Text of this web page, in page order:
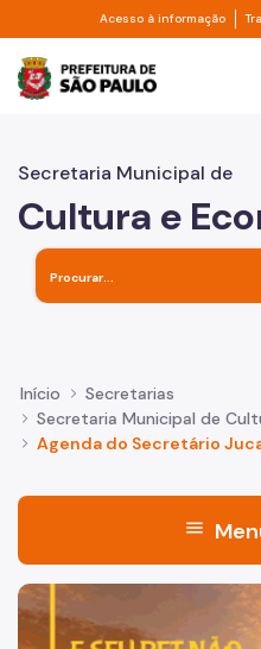
Pular para o Conteúdo
Acesso à informação
Prefeitura de
Secretaria Municipal de
Cultura e
Início
Secretarias
Secretaria Municipal de
Agenda do Secretário
menu
Acesso à Informação
Participação Social
Imagem de um cachorro